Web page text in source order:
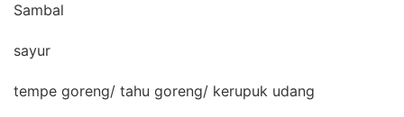
Sambal
sayur
tempe goreng/ tahu goreng/ kerupuk udang